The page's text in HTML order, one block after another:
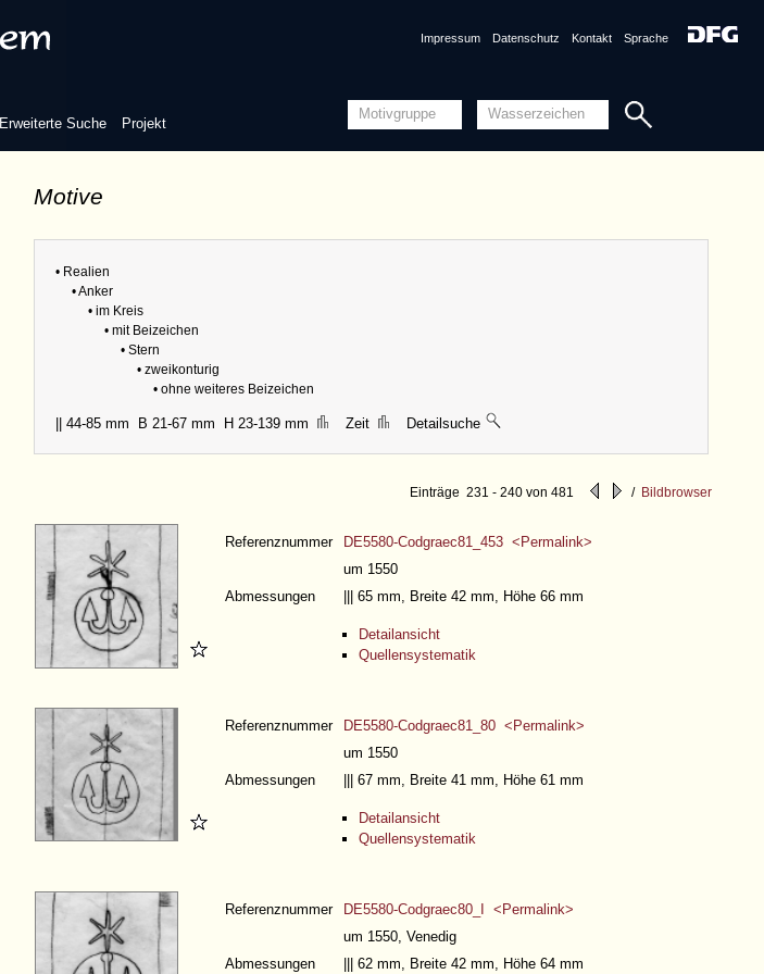
Erweiterte Suche Projekt
Impressum Datenschutz Kontakt Sprache
Motive
• Realien
• Anker
• im Kreis
• mit Beizeichen
• Stern
• zweikonturig
• ohne weiteres Beizeichen
|| 44-85 mm B 21-67 mm H 23-139 mm Zeit Detailsuche
Einträge 231 - 240 von 481 / Bildbrowser
Referenznummer
DE5580-Codgraec81_453 <Permalink>
um 1550
Abmessungen
||| 65 mm, Breite 42 mm, Höhe 66 mm
Detailansicht
Quellensystematik
Referenznummer
DE5580-Codgraec81_80 <Permalink>
um 1550
Abmessungen
||| 67 mm, Breite 41 mm, Höhe 61 mm
Detailansicht
Quellensystematik
Referenznummer
DE5580-Codgraec80_I <Permalink>
um 1550, Venedig
Abmessungen
||| 62 mm, Breite 42 mm, Höhe 64 mm